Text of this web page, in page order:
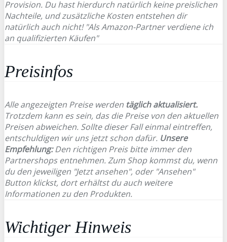
Provision. Du hast hierdurch natürlich keine preislichen
Nachteile, und zusätzliche Kosten entstehen dir
natürlich auch nicht! "Als Amazon-Partner verdiene ich
an qualifizierten Käufen"
Preisinfos
Alle angezeigten Preise werden täglich aktualisiert.
Trotzdem kann es sein, das die Preise von den aktuellen
Preisen abweichen. Sollte dieser Fall einmal eintreffen,
entschuldigen wir uns jetzt schon dafür. Unsere
Empfehlung:Den richtigen Preis bitte immer den
Partnershops entnehmen. Zum Shop kommst du, wenn
du den jeweiligen "Jetzt ansehen", oder "Ansehen"
Button klickst, dort erhältst du auch weitere
Informationen zu den Produkten.
Wichtiger Hinweis